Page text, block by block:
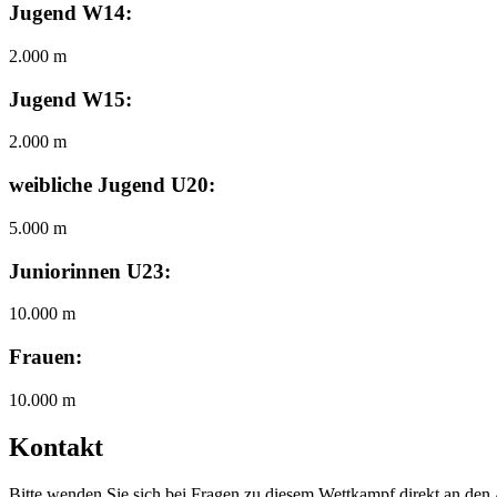
Jugend W14:
2.000 m
Jugend W15:
2.000 m
weibliche Jugend U20:
5.000 m
Juniorinnen U23:
10.000 m
Frauen:
10.000 m
Kontakt